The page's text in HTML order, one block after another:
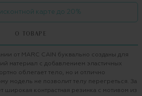
карте до 20%
О ТОВАРЕ
от MARC CAIN буквально созданы для
материал с добавлением эластичных
облегает тело, но и отлично
модель не позволит телу перегреться. За
широкая контрастная резинка с мотивом из